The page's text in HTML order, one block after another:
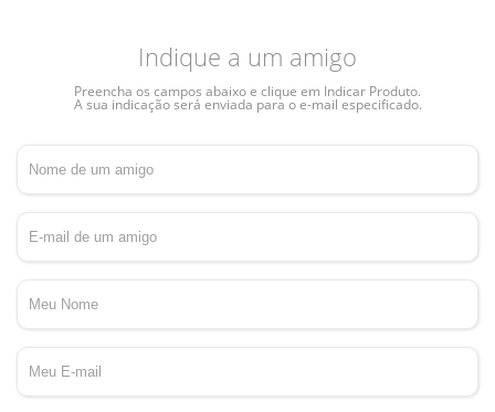
Indique a um amigo
Preencha os campos abaixo e clique em Indicar Produto.
A sua indicação será enviada para o e-mail especificado.